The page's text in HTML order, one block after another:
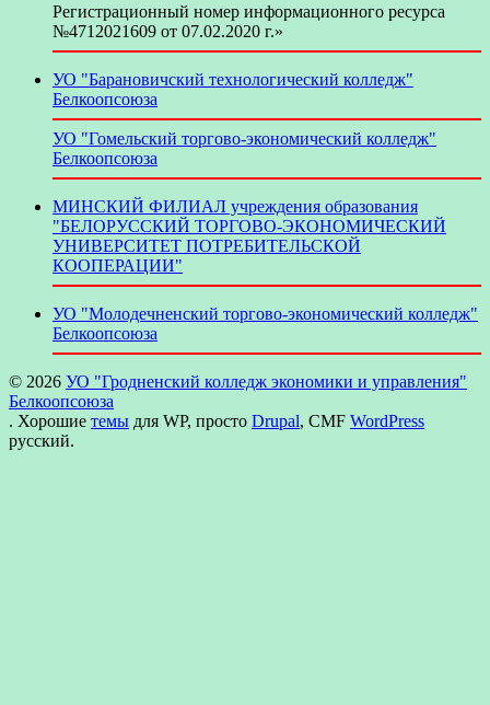
Регистрационный номер информационного ресурса
№4712021609 от 07.02.2020 г.»
УО "Барановичский технологический колледж"
Белкоопсоюза
УО "Гомельский торгово-экономический колледж"
Белкоопсоюза
МИНСКИЙ ФИЛИАЛ учреждения образования
"БЕЛОРУССКИЙ ТОРГОВО-ЭКОНОМИЧЕСКИЙ
УНИВЕРСИТЕТ ПОТРЕБИТЕЛЬСКОЙ
КООПЕРАЦИИ"
УО "Молодечненский торгово-экономический колледж"
Белкоопсоюза
© 2026 УО "Гродненский колледж экономики и управления"
Белкоопсоюза
. Хорошие темы для WP, просто Drupal, CMF WordPress
русский.